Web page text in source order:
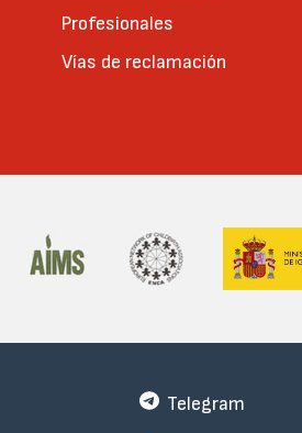
Profesionales
Vías de reclamación
Telegram